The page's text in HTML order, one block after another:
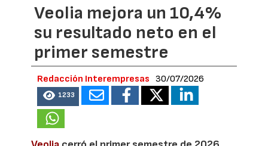
Veolia mejora un 10,4%
su resultado neto en el
primer semestre
Redacción Interempresas 30/07/2026
1233